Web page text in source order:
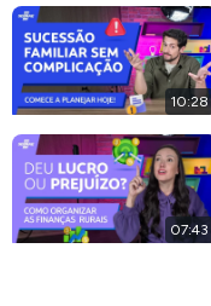
10:28
07:43